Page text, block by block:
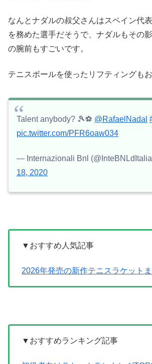
なんとナダルの叔父さんはスペイン代
を務めた選手だそうで、ナダルもその
の腕前もすごいです。
テニスボールを使ったリフティングもお
Talent anybody? 🎾⚽️ @RafaelNadal
pic.twitter.com/PFR6oaw034
— Internazionali Bnl
18, 2020
▼おすすめ人気記事
2026年発売の新作テニスラケット
▼おすすめランキング記事